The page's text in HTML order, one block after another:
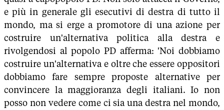
e più in generale gli esecutivi di destra di tutto il
mondo, ma si erge a promotore di una azione per
costruire un'alternativa politica alla destra e
rivolgendosi al popolo PD afferma: 'Noi dobbiamo
costruire un'alternativa e oltre che essere oppositori
dobbiamo fare sempre proposte alternative per
convincere la maggioranza degli italiani. Io non
posso non vedere come ci sia una destra nel mondo,